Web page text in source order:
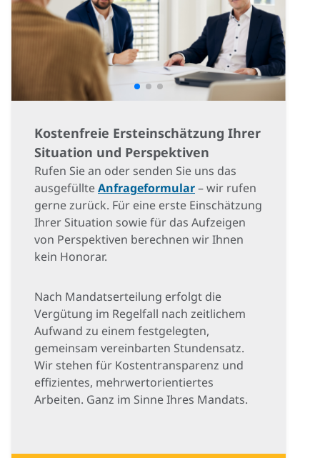
Kostenfreie Ersteinschätzung Ihrer
Situation und Perspektiven
Rufen Sie an oder senden Sie uns das
ausgefüllteAnfrageformular– wir rufen
gerne zurück. Für eine erste Einschätzung
Ihrer Situation sowie für das Aufzeigen
von Perspektiven berechnen wir Ihnen
kein Honorar.
Nach Mandatserteilung erfolgt die
Vergütung im Regelfall nach zeitlichem
Aufwand zu einem festgelegten,
gemeinsam vereinbarten Stundensatz.
Wir stehen für Kostentransparenz und
effizientes, mehrwertorientiertes
Arbeiten. Ganz im Sinne Ihres Mandats.